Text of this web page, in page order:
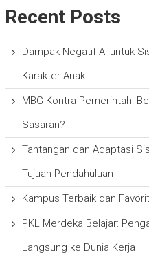
Recent Posts
Dampak Negatif AI untuk
Karakter Anak
MBG Kontra Pemerintah:
Sasaran?
Tantangan dan Adaptasi
Tujuan Pendahuluan
Kampus Terbaik dan
PKL Merdeka Belajar:
Langsung ke Dunia Kerja